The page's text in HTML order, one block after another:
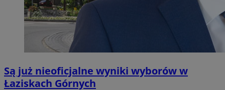
Są już nieoficjalne wyniki wyborów w
Łaziskach Górnych